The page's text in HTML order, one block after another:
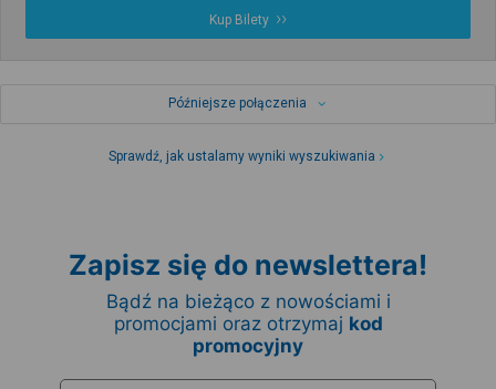
Kup Bilety
Późniejsze połączenia
Sprawdź, jak ustalamy wyniki wyszukiwania
Zapisz się do newslettera!
Bądź na bieżąco z nowościami i
promocjami oraz otrzymaj kod
promocyjny